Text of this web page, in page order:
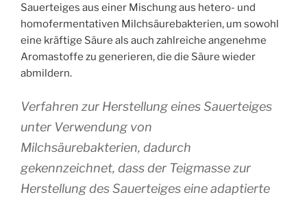
Sauerteiges aus einer Mischung aus hetero- und
homofermentativen Milchsäurebakterien, um sowohl
eine kräftige Säure als auch zahlreiche angenehme
Aromastoffe zu generieren, die die Säure wieder
abmildern.
Verfahren zur Herstellung eines Sauerteiges
unter Verwendung von
Milchsäurebakterien, dadurch
gekennzeichnet, dass der Teigmasse zur
Herstellung des Sauerteiges eine adaptierte